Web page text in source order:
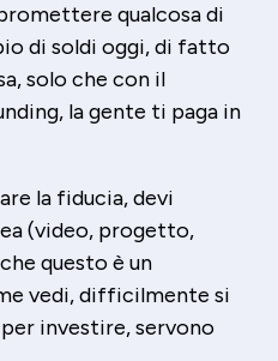
qualcosa di
di soldi oggi, di fatto
solo che con il
la gente ti paga in
la fiducia, devi
(video, progetto,
questo è un
vedi, difficilmente si
investire, servono